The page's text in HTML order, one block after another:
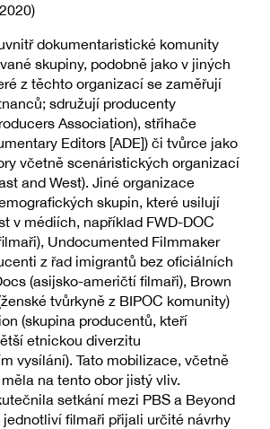
dokumentaristické komunity
skupiny, podobně jako v jiných
z těchto organizací se zaměřují
sdružují producenty
Association), střihače
Editors [ADE]) či tvůrce jako
včetně scenáristických organizací
and West). Jiné organizace
skupin, které usilují
v médiích, například FWD-DOC
Undocumented Filmmaker
z řad imigrantů bez oficiálních
(asijsko-američtí filmaři), Brown
tvůrkyně z BIPOC komunity)
(skupina producentů, kteří
etnickou diverzitu
vysílání). Tato mobilizace, včetně
na tento obor jistý vliv.
setkání mezi PBS a Beyond
filmaři přijali určité návrhy